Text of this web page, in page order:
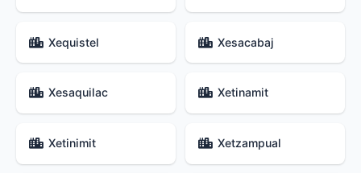
Xequistel Xesacabaj
Xesaquilac Xetinamit
Xetinimit Xetzampual